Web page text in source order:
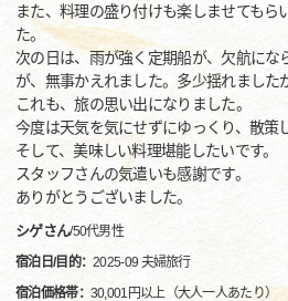
また、料理の盛り付けも楽しませてもら
た。
次の日は、雨が強く定期船が、欠航にな
が、無事かえれました。多少揺れました
これも、旅の思い出になりました。
今度は天気を気にせずにゆっくり、散策
そして、美味しい料理堪能したいです。
スタッフさんの気遣いも感謝です。
ありがとうございました。
シゲさん/50代男性
宿泊日/目的：2025-09 夫婦旅行
宿泊価格帯： 30,001円以上（大人一人あたり）